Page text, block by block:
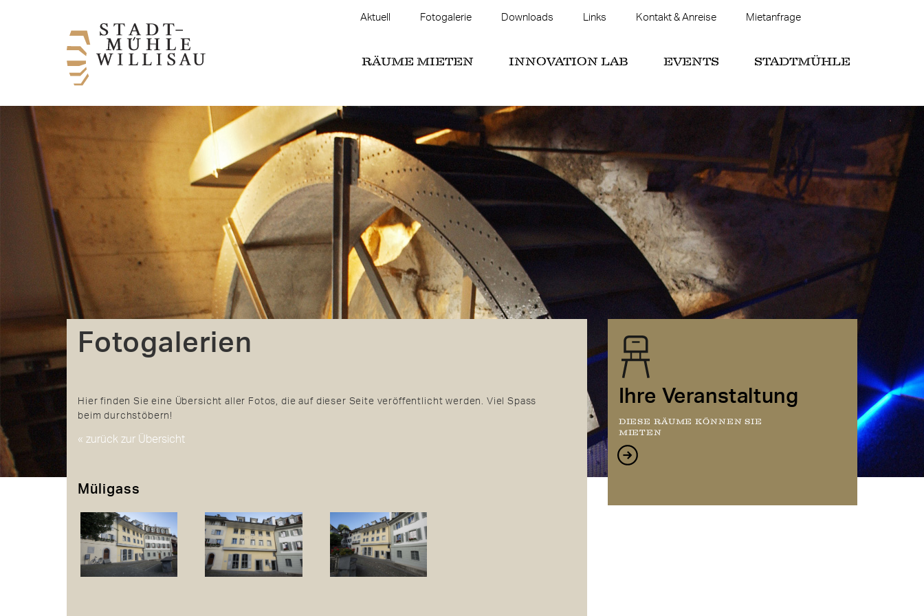
Aktuell Fotogalerie Downloads Links Kontakt & Anreise Mietanfrage
RÄUME MIETEN INNOVATION LAB EVENTS STADTMÜHLE
Fotogalerien
Hier finden Sie eine Übersicht aller Fotos, die auf dieser Seite veröffentlicht werden. Viel Spass
beim durchstöbern!
« zurück zur Übersicht
Müligass
Ihre Veranstaltung
DIESE RÄUME KÖNNEN SIE
MIETEN